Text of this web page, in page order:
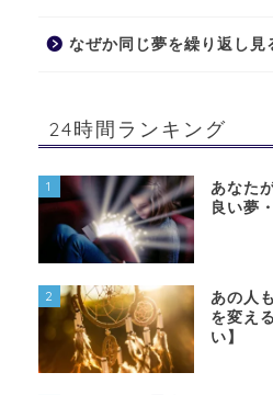
なぜか同じ夢を繰り返し見
24時間ランキング
1
あなた
良い夢
2
あの人
を変え
い】